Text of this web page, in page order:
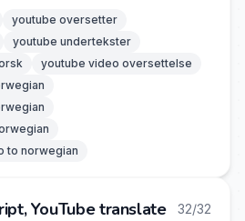
youtube oversetter
youtube undertekster
youtube video oversettelse
to norwegian
YouTube translate 32/32